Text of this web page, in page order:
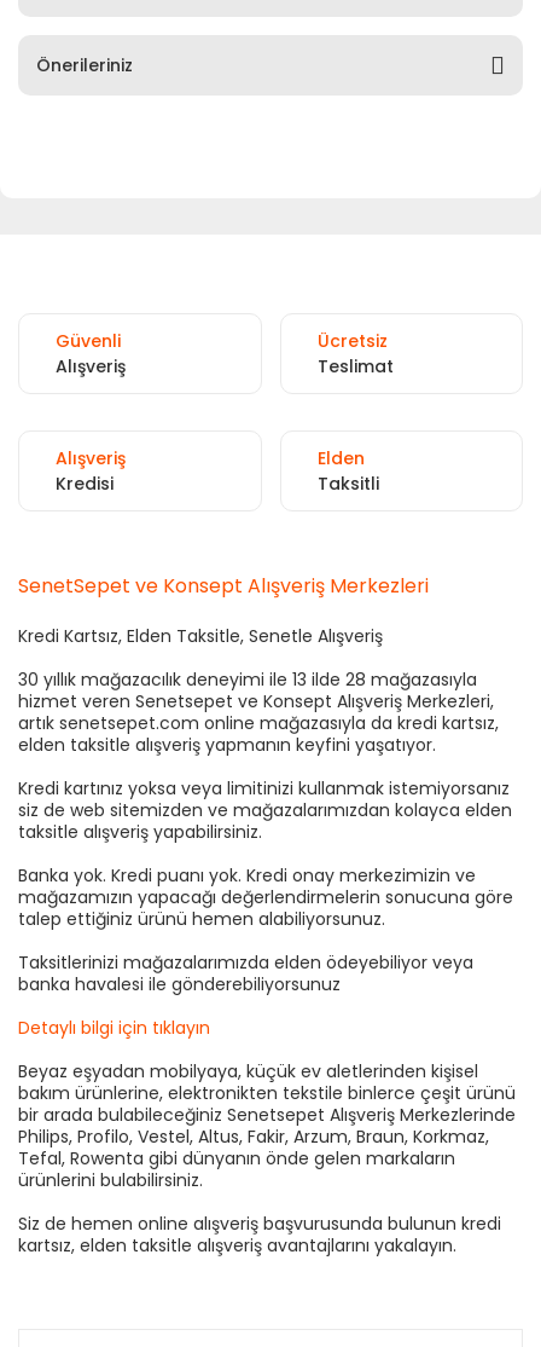
Önerileriniz
Güvenli
Alışveriş
Ücretsiz
Teslimat
Alışveriş
Kredisi
Elden
Taksitli
SenetSepet ve Konsept Alışveriş Merkezleri
Kredi Kartsız, Elden Taksitle, Senetle Alışveriş
30 yıllık mağazacılık deneyimi ile 13 ilde 28 mağazasıyla
hizmet veren Senetsepet ve Konsept Alışveriş Merkezleri,
artık senetsepet.com online mağazasıyla da kredi kartsız,
elden taksitle alışveriş yapmanın keyfini yaşatıyor.
Kredi kartınız yoksa veya limitinizi kullanmak istemiyorsanız
siz de web sitemizden ve mağazalarımızdan kolayca elden
taksitle alışveriş yapabilirsiniz.
Banka yok. Kredi puanı yok. Kredi onay merkezimizin ve
mağazamızın yapacağı değerlendirmelerin sonucuna göre
talep ettiğiniz ürünü hemen alabiliyorsunuz.
Taksitlerinizi mağazalarımızda elden ödeyebiliyor veya
banka havalesi ile gönderebiliyorsunuz
Detaylı bilgi için tıklayın
Beyaz eşyadan mobilyaya, küçük ev aletlerinden kişisel
bakım ürünlerine, elektronikten tekstile binlerce çeşit ürünü
bir arada bulabileceğiniz Senetsepet Alışveriş Merkezlerinde
Philips, Profilo, Vestel, Altus, Fakir, Arzum, Braun, Korkmaz,
Tefal, Rowenta gibi dünyanın önde gelen markaların
ürünlerini bulabilirsiniz.
Siz de hemen online alışveriş başvurusunda bulunun kredi
kartsız, elden taksitle alışveriş avantajlarını yakalayın.